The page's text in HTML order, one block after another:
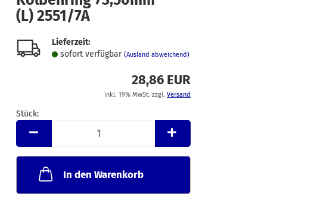
(L) 2551/7A
Lieferzeit:
sofort verfügbar (Ausland abweichend)
28,86 EUR
inkl. 19% MwSt. zzgl. Versand
Stück:
Stück
In den Warenkorb